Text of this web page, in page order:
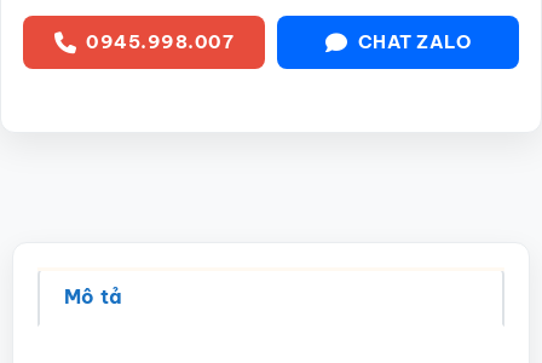
0945.998.007 CHAT ZALO
Mô tả